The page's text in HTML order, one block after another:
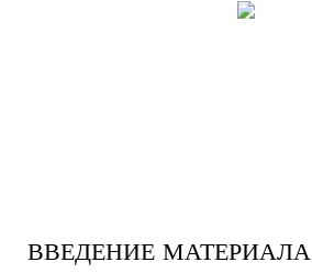
ВВЕДЕНИЕ МАТЕРИАЛА